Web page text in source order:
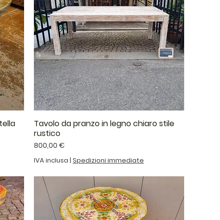
Tavolo da pranzo in legno chiaro stile
rustico
Prezzo
800,00 €
IVA inclusa |Spedizioni immediate